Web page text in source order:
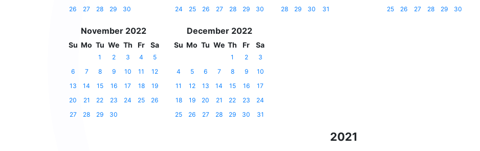
26
27 28 29 30
24
25 26 27 28 29 30
28
29 30 31
25
26 27 28 29 30
November 2022
Su Mo Tu We Th Fr Sa
1 2 3 4
5
6
7 8 9 10 11
12
13
14 15 16 17 18
19
20
21 22 23 24 25
26
27
28 29 30
December 2022
Su Mo Tu We Th Fr Sa
1 2
3
4
5 6 7 8 9
10
11
12 13 14 15 16
17
18
19 20 21 22 23
24
25
26 27 28 29 30 31
2021